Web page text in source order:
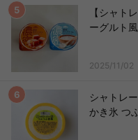
【シャト
ーグルト
2025/11/02
シャトレ
かき氷 つ